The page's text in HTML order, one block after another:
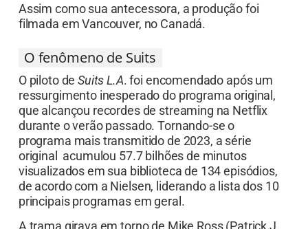
Assim como sua antecessora, a produção foi
filmada em Vancouver, no Canadá.
O fenômeno de Suits
O piloto deSuits L.A. foi encomendado após um
ressurgimento inesperado do programa original,
que alcançou recordes de streaming na Netflix
durante o verão passado. Tornando-se o
programa mais transmitido de 2023, a série
original acumulou 57.7 bilhões de minutos
visualizados em sua biblioteca de 134 episódios,
de acordo com a Nielsen, liderando a lista dos 10
principais programas em geral.